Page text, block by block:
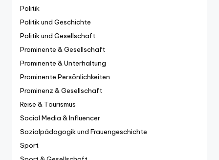
Politik
Politik und Geschichte
Politik und Gesellschaft
Prominente & Gesellschaft
Prominente & Unterhaltung
Prominente Persönlichkeiten
Prominenz & Gesellschaft
Reise & Tourismus
Social Media & Influencer
Sozialpädagogik und Frauengeschichte
Sport